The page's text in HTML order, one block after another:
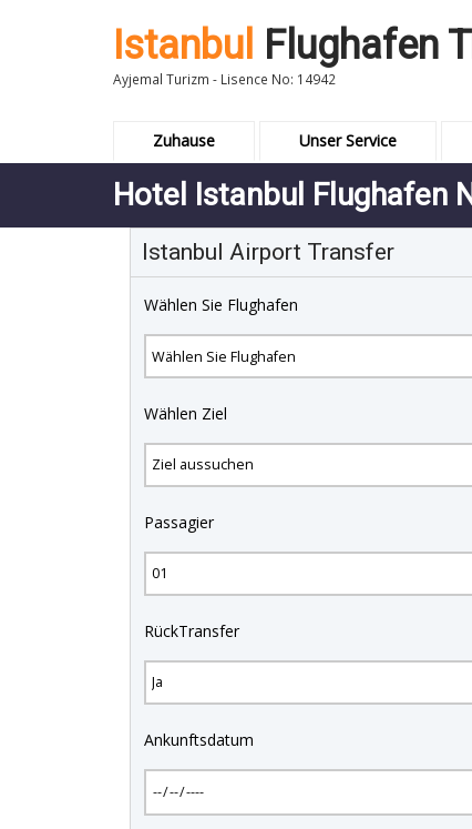
Istanbul Flughafen
Ayjemal Turizm - Lisence No: 14942
Zuhause Unser Service
Hotel Istanbul Flughafen
Istanbul Airport Transfer
Wählen Sie Flughafen
Wählen Ziel
Passagier
RückTransfer
Ankunftsdatum